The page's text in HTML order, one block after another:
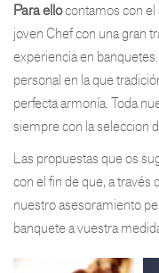
Para ellocontamos con el
joven Chef con una gran
experiencia en
personal en la que
perfecta armonía. Toda
siempre con la seleccion
Las propuestas que os
con el fin de que, a través
nuestro asesoramiento
banquete a vuestra